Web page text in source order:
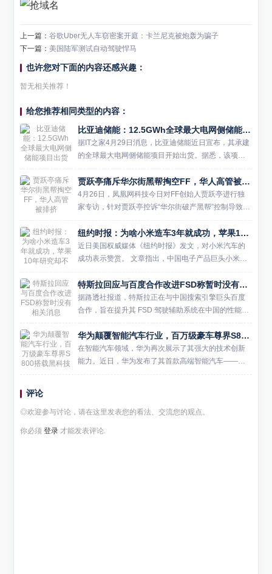
上一篇：谷歌Uber无人车窃密案开庭：卡兰尼克被炮轰为骗子
下一篇： 美国陆军测试自动驾驶悍马
也许您对下面的内容还感兴趣：
暂无相关推荐！
给您推荐相同类型的内容：
比亚迪储能：12.5GWh全球最大电网侧储能项目出货
据IT之家4月29日消息，比亚迪储能近日宣布，其承建
的全球最大电网侧储能项目开始出货。据悉，该项目
位于沙特，总容量高达12.5GWh，将助力沙特实现20
30年50%电力来自可再生能源的目标。 作为项目的
一...
贾跃亭痛斥华尔街黑帮掏空FF，华人高管被排挤
4月26日，凤凰网科技今日对FF创始人贾跃亭进行独
家专访，针对贾跃亭控诉“华尔街破产黑帮”控制导致10
亿美元耗尽，但SEC文件显示贾跃亭参与决策的质
疑，贾跃亭做出回应，并详细披露披露了FF上市后的
公司治理...
纽约时报：为啥小米造车3年就成功，苹果10年研究却不行
近日美国权威媒体《纽约时报》发文，对小米汽车的
成功表示赞赏。 文章指出，中国电子产品巨头小米在
短短三年内成功推出了首款电动汽车SU7，而科技巨
头苹果在探索十年后却于2024年宣布放弃造车计划。
让美国媒体...
特斯拉回应与百度合作改进FSD称暂时没有相关消息
据路透社报道，特斯拉正在与中国搜索引擎巨头百度
合作，旨在提升其 FSD 驾驶辅助系统在中国的性能表
现。然而，特斯拉随后对此消息进行了回应，表示暂
时没有与百度合作的相关消息。 报道指出，百度最近
几周派遣了一...
华为颠覆智能汽车行业，百万级豪车尊界S800搭载黑科技亮相
在智能汽车领域，华为再次展示了其强大的技术创新
能力。近日，华为发布了其首款高端智能汽车——尊
界S800，该车型搭载了包括途灵龙行平台在内的多项
评论
◎欢迎参与讨论，请在这里发表您的看法、交流您的观点。
你必须登录 才能发表评论.